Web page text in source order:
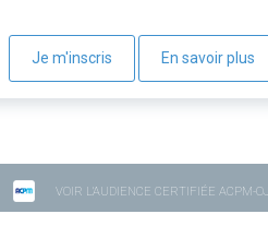
Je m'inscris En savoir plus
VOIR L'AUDIENCE CERTIFIÉE ACPM-